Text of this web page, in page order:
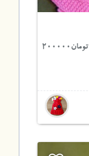
تومان200000